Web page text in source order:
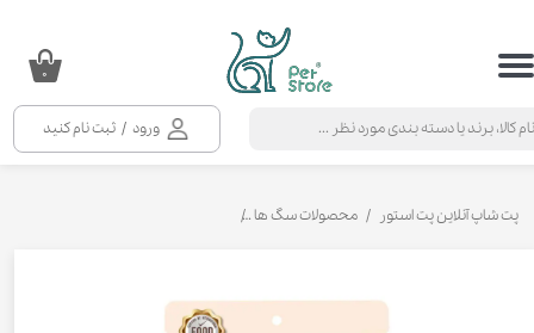
ورود / ثبت نام کنید
حساب کاربری من
خروج از حساب کاربری
۰
پت شاپ آنلاین پت استور محصولات سگ ها